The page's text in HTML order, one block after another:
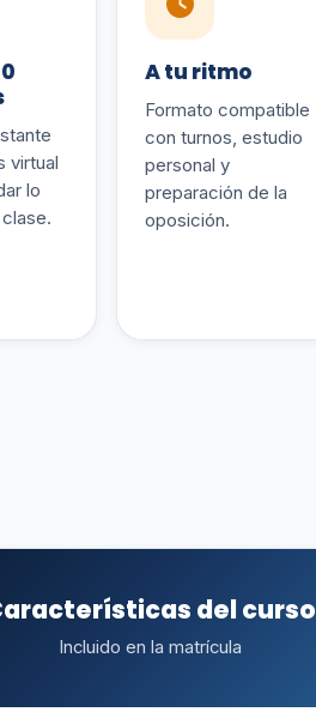
virtual
lo
A tu ritmo
Formato compatible
con turnos, estudio
personal y
preparación de la
oposición.
del curso
Incluido en la matrícula